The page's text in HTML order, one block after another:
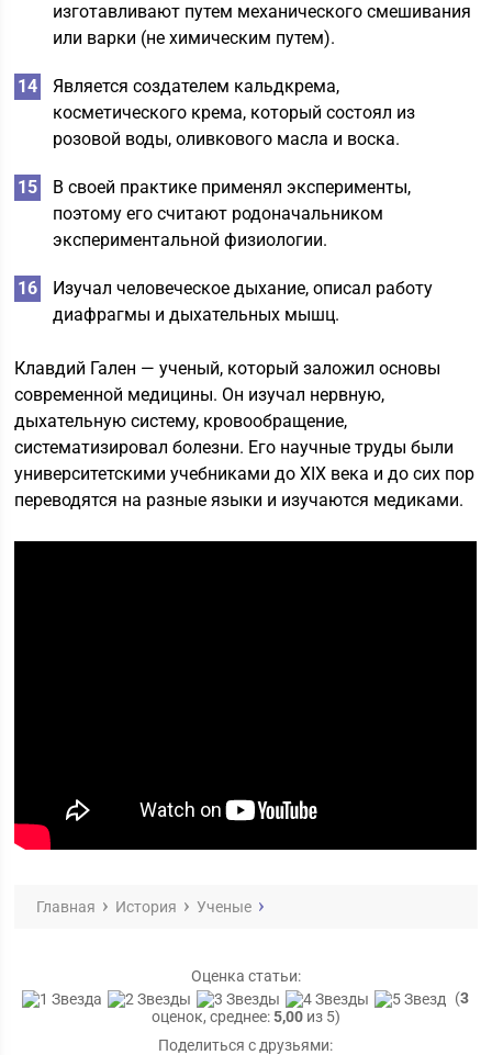
изготавливают путем механического смешивания
или варки (не химическим путем).
Является создателем кальдкрема,
косметического крема, который состоял из
розовой воды, оливкового масла и воска.
В своей практике применял эксперименты,
поэтому его считают родоначальником
экспериментальной физиологии.
Изучал человеческое дыхание, описал работу
диафрагмы и дыхательных мышц.
Клавдий Гален — ученый, который заложил основы
современной медицины. Он изучал нервную,
дыхательную систему, кровообращение,
систематизировал болезни. Его научные труды были
университетскими учебниками до ХIХ века и до сих пор
переводятся на разные языки и изучаются медиками.
Главная История Ученые
Оценка статьи:
(3
оценок, среднее:5,00из 5)
Поделиться с друзьями: